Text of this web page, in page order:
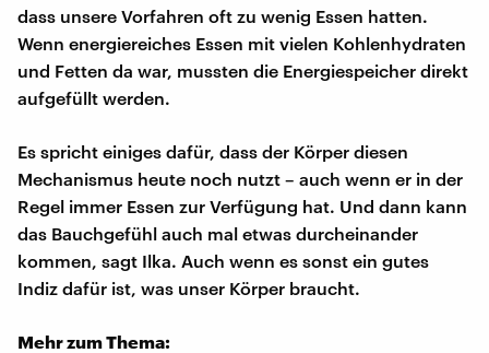
dass unsere Vorfahren oft zu wenig Essen hatten.
Wenn energiereiches Essen mit vielen Kohlenhydraten
und Fetten da war, mussten die Energiespeicher direkt
aufgefüllt werden.
Es spricht einiges dafür, dass der Körper diesen
Mechanismus heute noch nutzt – auch wenn er in der
Regel immer Essen zur Verfügung hat. Und dann kann
das Bauchgefühl auch mal etwas durcheinander
kommen, sagt Ilka. Auch wenn es sonst ein gutes
Indiz dafür ist, was unser Körper braucht.
Mehr zum Thema: